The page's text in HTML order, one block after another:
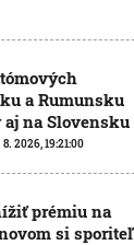
a Rumunsku
na Slovensku
8. 2026, 19:21:00
prémiu na
si sporiteľ